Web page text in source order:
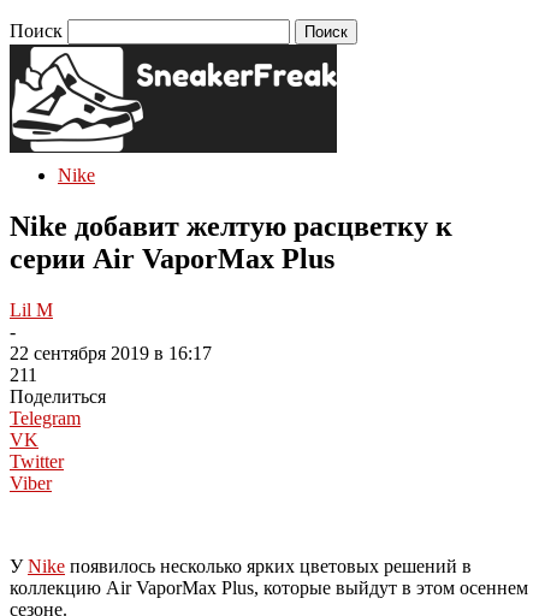
Поиск
Nike
Nike добавит желтую расцветку к
серии Air VaporMax Plus
Lil M
-
22 сентября 2019 в 16:17
211
Поделиться
Telegram
VK
Twitter
Viber
УNike появилось несколько ярких цветовых решений в
коллекцию Air VaporMax Plus, которые выйдут в этом осеннем
сезоне.